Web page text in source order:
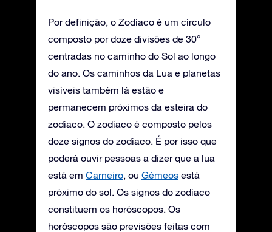
Por definição, o Zodíaco é um círculo
composto por doze divisões de 30°
centradas no caminho do Sol ao longo
do ano. Os caminhos da Lua e planetas
visíveis também lá estão e
permanecem próximos da esteira do
zodíaco. O zodíaco é composto pelos
doze signos do zodíaco. É por isso que
poderá ouvir pessoas a dizer que a lua
está em Carneiro, ou Gémeos está
próximo do sol. Os signos do zodíaco
constituem os horóscopos. Os
horóscopos são previsões feitas com